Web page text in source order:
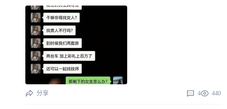
分享 4 440